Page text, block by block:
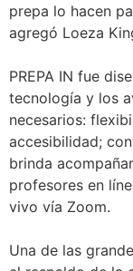
prepa lo hacen
agregó Loeza
PREPA IN fue
tecnología y los
necesarios:
accesibilidad;
brinda
profesores en
vivo vía Zoom.
Una de las